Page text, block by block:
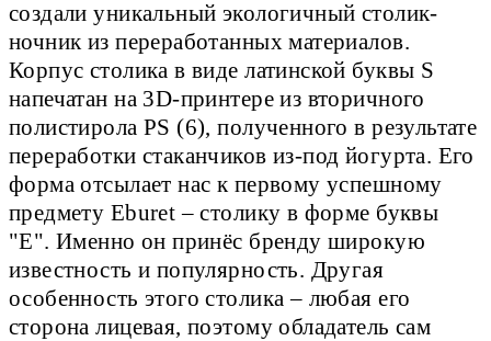
создали уникальный экологичный столик-
ночник из переработанных материалов.
Корпус столика в виде латинской буквы S
напечатан на 3D-принтере из вторичного
полистирола PS (6), полученного в результате
переработки стаканчиков из-под йогурта. Его
форма отсылает нас к первому успешному
предмету Eburet – столику в форме буквы
"Е". Именно он принёс бренду широкую
известность и популярность. Другая
особенность этого столика – любая его
сторона лицевая, поэтому обладатель сам